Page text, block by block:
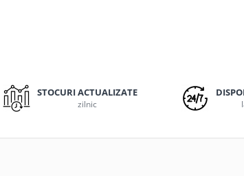
STOCURI ACTUALIZATE
zilnic